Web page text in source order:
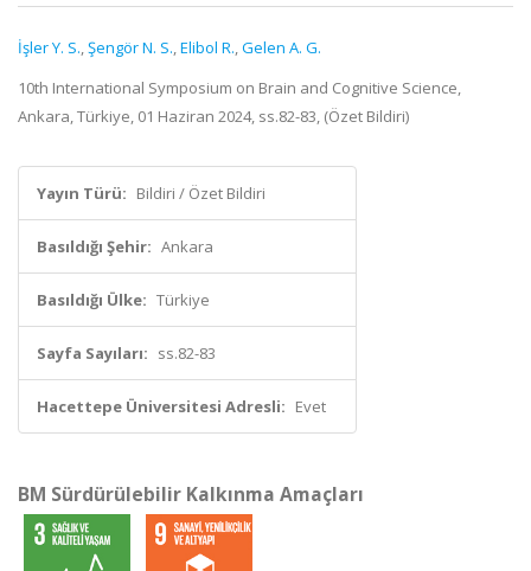
İşler Y. S.,Şengör N. S.,Elibol R.,Gelen A. G.
10th International Symposium on Brain and Cognitive Science,
Ankara, Türkiye, 01 Haziran 2024, ss.82-83, (Özet Bildiri)
Yayın Türü: Bildiri / Özet Bildiri
Basıldığı Şehir: Ankara
Basıldığı Ülke: Türkiye
Sayfa Sayıları: ss.82-83
Hacettepe Üniversitesi Adresli: Evet
BM Sürdürülebilir Kalkınma Amaçları